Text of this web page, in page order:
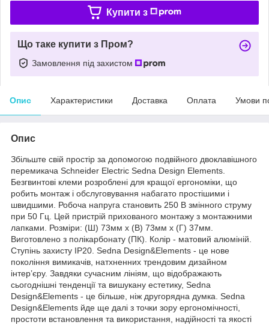
Купити з
Що таке купити з Пром?
Замовлення під захистом
Опис Характеристики Доставка Оплата Умови
Опис
Збільште свій простір за допомогою подвійного двоклавішного
перемикача Schneider Electric Sedna Design Elements.
Безгвинтові клеми розроблені для кращої ергономіки, що
робить монтаж і обслуговування набагато простішими і
швидшими. Робоча напруга становить 250 В змінного струму
при 50 Гц. Цей пристрій прихованого монтажу з монтажними
лапками. Розміри: (Ш) 73мм х (В) 73мм х (Г) 37мм.
Виготовлено з полікарбонату (ПК). Колір - матовий алюміній.
Ступінь захисту IP20. Sedna Design&Elements - це нове
покоління вимикачів, натхненних трендовим дизайном
інтер’єру. Завдяки сучасним лініям, що відображають
сьогоднішні тенденції та вишукану естетику, Sedna
Design&Elements - це більше, ніж другорядна думка. Sedna
Design&Elements йде ще далі з точки зору ергономічності,
простоти встановлення та використання, надійності та якості